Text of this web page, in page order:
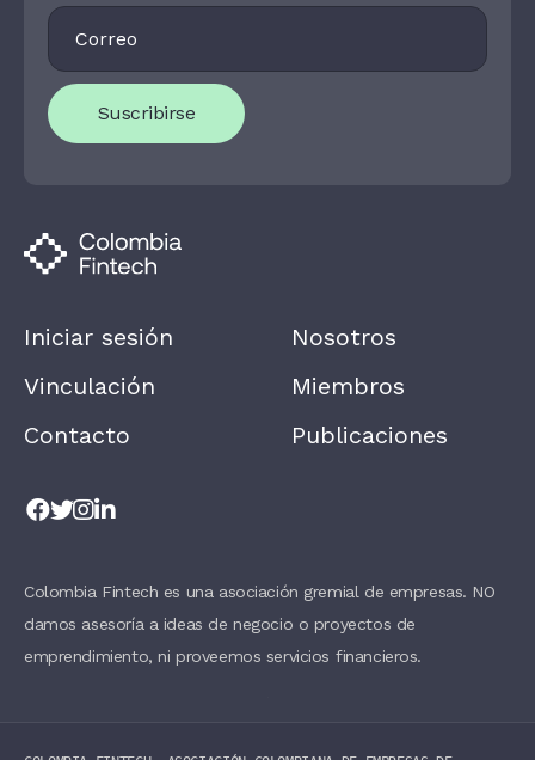
Footer
Newsletter
Suscribirse
I
O
U
A
R
N
,
V
H
S
L
A
K
Iniciar sesión
Vinculación
Contacto
Nosotros
Miembros
Publicaciones
Colombia Fintech es una asociación gremial de empresas. NO
damos asesoría a ideas de negocio o proyectos de
emprendimiento, ni proveemos servicios financieros.